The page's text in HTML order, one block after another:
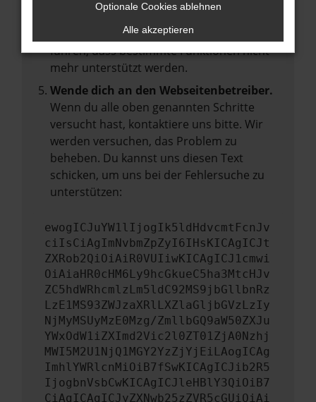
Veraltete Software birgt nicht nur ein
Sicherheitsrisiko, sondern kann auch dazu
führen, dass bestimmte Funktionen nicht
mehr unterstützt werden.
Wende dich an den Webseitenbetreiber.
Wenn du alle oben genannten Schritte
versucht hast, kontaktiere uns bitte. Wir
werden versuchen, das Problem zu
beheben. Du kannst uns diesen Text
schicken, um uns bei der Fehlersuche zu
unterstützen:
ewogICJuYW1lIjogIk5ldHdvcmtFcnJv
ciIsCiAgImNvbmZpZyI6IHsKICAgICJt
ZXRob2QiOiAiR0VUIiwKICAgICJ1cmwi
OiAiaHR0cHM6Ly9hcGkueC5ha3MtcHJv
ZC5hdWRhcmlzLm5ldC92MS9jbGllbnRz
LzE1MS93ZWJzaXRlLXZlaGljbGVzLzIy
NjMyMSUyMzE0Mzg/ZmllbGQ9aW50ZXJu
YWxOdW1iZXImd2Vic2l0ZT01ZjA0Nzhj
MWI5M2U1NjQ1MGY2YzZjYjEiLAogICAg
ImhlYWRlcnMiOiB7fSwKICAgICJib2R5
IjogbnVsbCwKICAgICJleHBlY3QiOiB7
CiAgICAgICJyZXNwb25zZVR5cGUiOiAi
Optionale Cookies ablehnen
Alle akzeptieren